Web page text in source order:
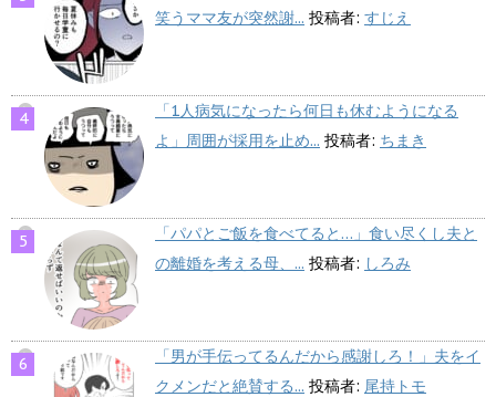
笑うママ友が突然謝... 投稿者: すじえ
「1人病気になったら何日も休むようになる
よ」周囲が採用を止め... 投稿者: ちまき
「パパとご飯を食べてると…」食い尽くし夫と
の離婚を考える母、... 投稿者: しろみ
「男が手伝ってるんだから感謝しろ！」夫をイ
クメンだと絶賛する... 投稿者: 尾持トモ